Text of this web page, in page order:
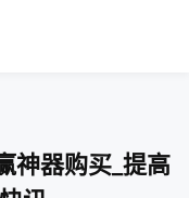
神器购买_提高